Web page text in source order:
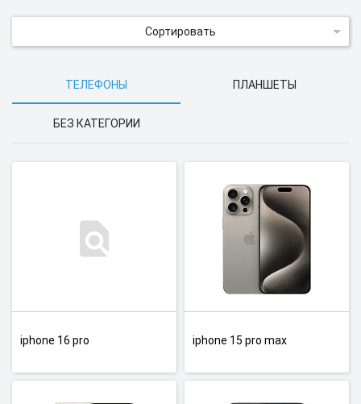
Сортировать
ТЕЛЕФОНЫ ПЛАНШЕТЫ
БЕЗ КАТЕГОРИИ
iphone 16 pro iphone 15 pro max